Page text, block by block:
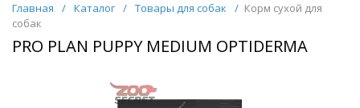
Главная / Каталог / Товары для собак / Корм сухой для
собак
PRO PLAN PUPPY MEDIUM OPTIDERMA